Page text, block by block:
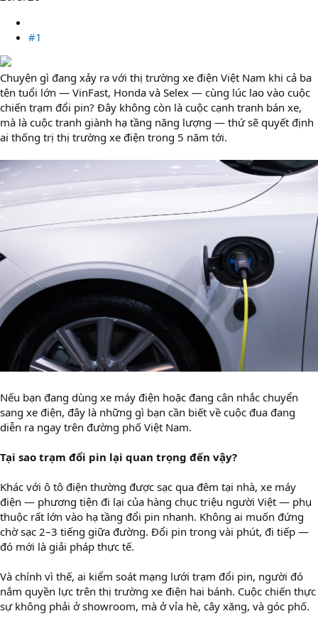
#1
Chuyện gì đang xảy ra với thị trường xe điện Việt Nam khi cả ba
tên tuổi lớn — VinFast, Honda và Selex — cùng lúc lao vào cuộc
chiến trạm đổi pin? Đây không còn là cuộc cạnh tranh bán xe,
mà là cuộc tranh giành hạ tầng năng lượng — thứ sẽ quyết định
ai thống trị thị trường xe điện trong 5 năm tới.
Nếu bạn đang dùng xe máy điện hoặc đang cân nhắc chuyển
sang xe điện, đây là những gì bạn cần biết về cuộc đua đang
diễn ra ngay trên đường phố Việt Nam.
Tại sao trạm đổi pin lại quan trọng đến vậy?
Khác với ô tô điện thường được sạc qua đêm tại nhà, xe máy
điện — phương tiện đi lại của hàng chục triệu người Việt — phụ
thuộc rất lớn vào hạ tầng đổi pin nhanh. Không ai muốn đứng
chờ sạc 2–3 tiếng giữa đường. Đổi pin trong vài phút, đi tiếp —
đó mới là giải pháp thực tế.
Và chính vì thế, ai kiểm soát mạng lưới trạm đổi pin, người đó
nắm quyền lực trên thị trường xe điện hai bánh. Cuộc chiến thực
sự không phải ở showroom, mà ở vỉa hè, cây xăng, và góc phố.